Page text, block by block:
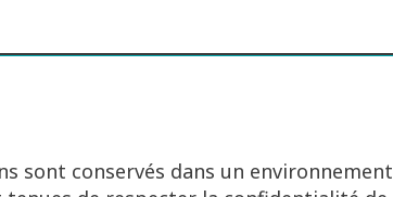
sont conservés dans un environnement